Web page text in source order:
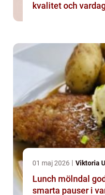
kvalitet och
01 maj 2026 Viktoria
Lunch mölndal god mat, enkla val och
smarta pauser i